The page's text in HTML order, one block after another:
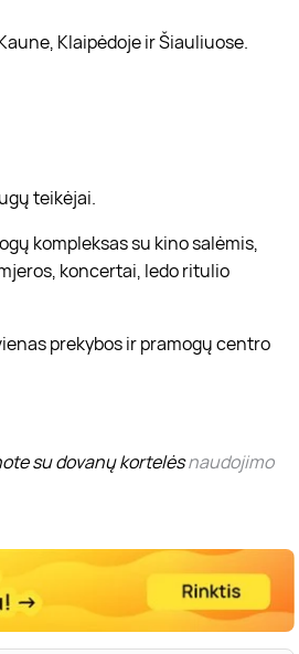
Klaipėdoje ir Šiauliuose.
teikėjai.
kompleksas su kino salėmis,
koncertai, ledo ritulio
prekybos ir pramogų centro
su dovanų kortelėsnaudojimo